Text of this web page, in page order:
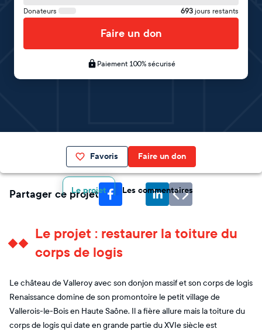
Donateurs 693 jours restants
Faire un don
Paiement 100% sécurisé
Favoris Faire un don
Le projet Les commentaires
Partager ce projet
Le projet : restaurer la toiture du
corps de logis
Le château de Valleroy avec son donjon massif et son corps de logis
Renaissance domine de son promontoire le petit village de
Vallerois-le-Bois en Haute Saône. Il a fière allure mais la toiture du
corps de logis qui date en grande partie du XVIe siècle est